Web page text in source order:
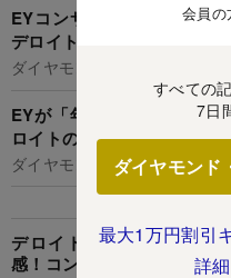
会員の
すべての
7日
ダイヤモンド
最大1万円割引
詳
EYコンサルが売上高800億
デロイトの社長が明かす「
ダイヤモンド編集部,山本 輝
EYが「年1300人」のコンサ
ロイトのトップが明かす中
ダイヤモンド編集部,山本 輝
デロイトやEYが「スポー
感！コンサルがスポーツ領